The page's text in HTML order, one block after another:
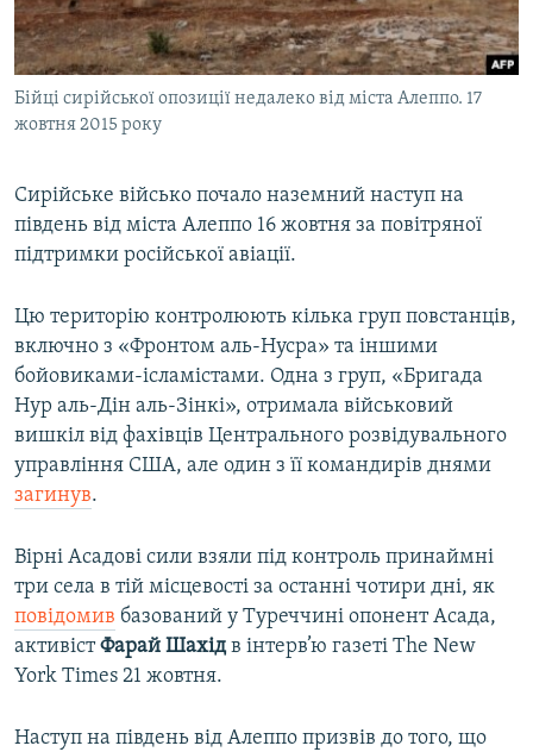
Бійці сирійської опозиції недалеко від міста Алеппо. 17
жовтня 2015 року
Сирійське військо почало наземний наступ на
південь від міста Алеппо 16 жовтня за повітряної
підтримки російської авіації.
Цю територію контролюють кілька груп повстанців,
включно з «Фронтом аль-Нусра» та іншими
бойовиками-ісламістами. Одна з груп, «Бригада
Нур аль-Дін аль-Зінкі», отримала військовий
вишкіл від фахівців Центрального розвідувального
управління США, але один з її командирів днями
загинув.
Вірні Асадові сили взяли під контроль принаймні
три села в тій місцевості за останні чотири дні, як
повідомив базований у Туреччині опонент Асада,
активістФарай Шахідв інтерв’ю газеті The New
York Times 21 жовтня.
Наступ на південь від Алеппо призвів до того, що